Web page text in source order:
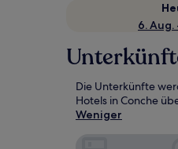
6. Aug.
Die Unterkünfte
Hotels in Conche
Weniger